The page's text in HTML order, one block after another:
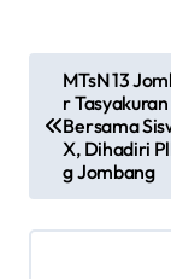
i
g
MTsN 13
r
Bersama
X, Dihadiri
g Jombang